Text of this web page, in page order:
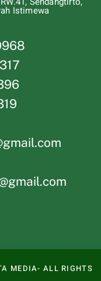
Istimewa
MEDIA- ALL RIGHTS